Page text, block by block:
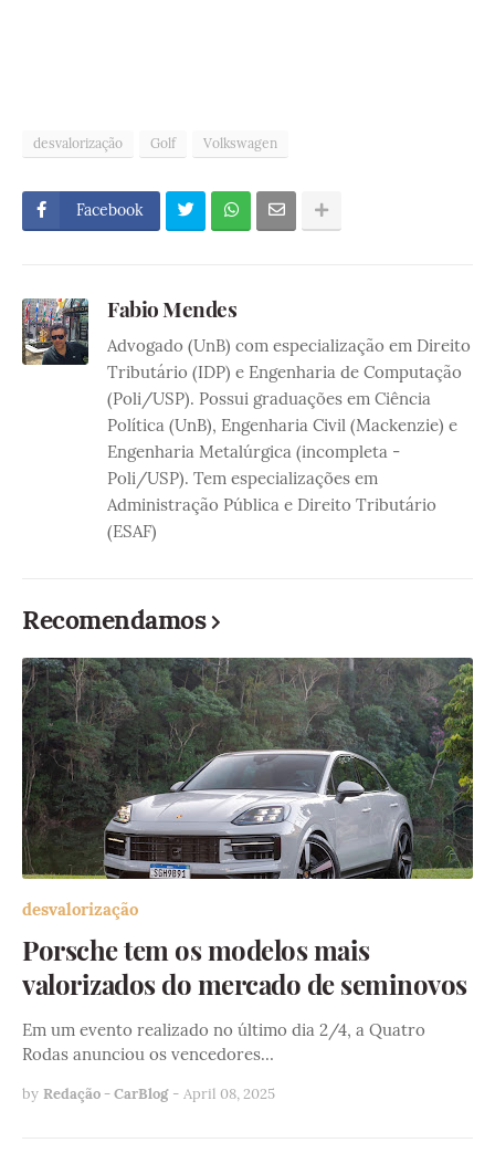
desvalorização Golf Volkswagen
Facebook
Fabio Mendes
Advogado (UnB) com especialização em Direito
Tributário (IDP) e Engenharia de Computação
(Poli/USP). Possui graduações em Ciência
Política (UnB), Engenharia Civil (Mackenzie) e
Engenharia Metalúrgica (incompleta -
Poli/USP). Tem especializações em
Administração Pública e Direito Tributário
(ESAF)
Recomendamos
desvalorização
Porsche tem os modelos mais
valorizados do mercado de seminovos
Em um evento realizado no último dia 2/4, a Quatro
Rodas anunciou os vencedores…
by Redação - CarBlog - April 08, 2025